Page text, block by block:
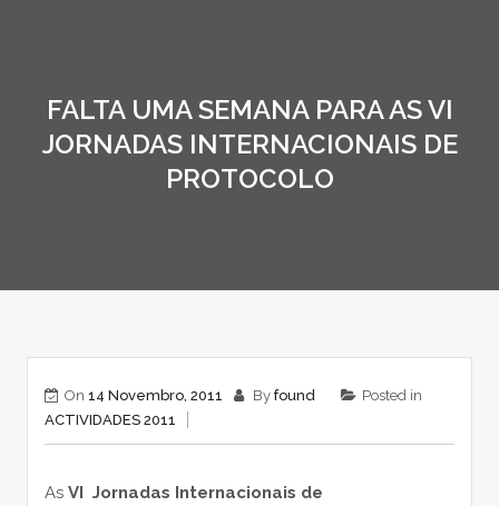
FALTA UMA SEMANA PARA AS VI
JORNADAS INTERNACIONAIS DE
PROTOCOLO
On 14 Novembro, 2011 By found
Posted in
ACTIVIDADES 2011
As VI Jornadas Internacionais de